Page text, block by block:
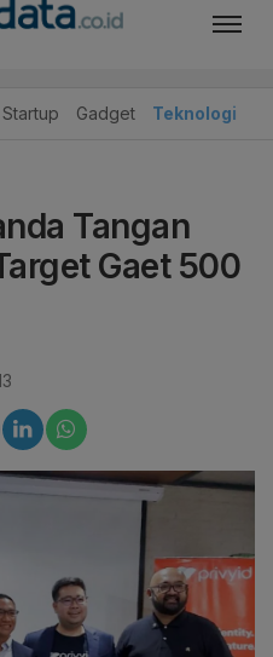
Startup Gadget Teknologi
Tangan
Gaet 500